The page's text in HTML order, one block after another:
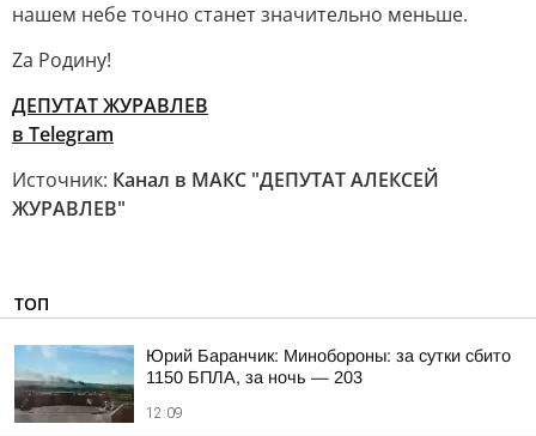
нашем небе точно станет значительно меньше.
Za Родину!
ДЕПУТАТ ЖУРАВЛЕВ
в Telegram
Источник: Канал в МАКС "ДЕПУТАТ АЛЕКСЕЙ
ЖУРАВЛЕВ"
ТОП
Юрий Баранчик: Минобороны: за сутки сбито
1150 БПЛА, за ночь — 203
12:09